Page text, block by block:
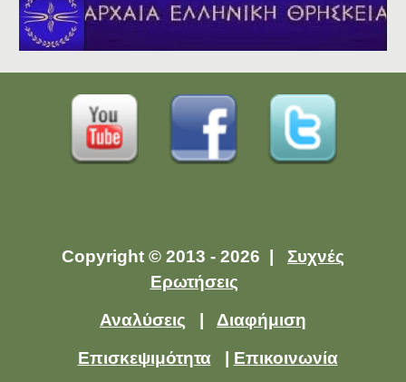
Copyright © 2013 - 2026 | Συχνές
Ερωτήσεις
Αναλύσεις
Διαφήμιση
Επισκεψιμότητα| Επικοινωνία